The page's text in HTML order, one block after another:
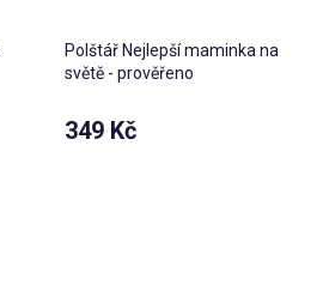
Polštář Nejlepší maminka na
světě - prověřeno
349 Kč